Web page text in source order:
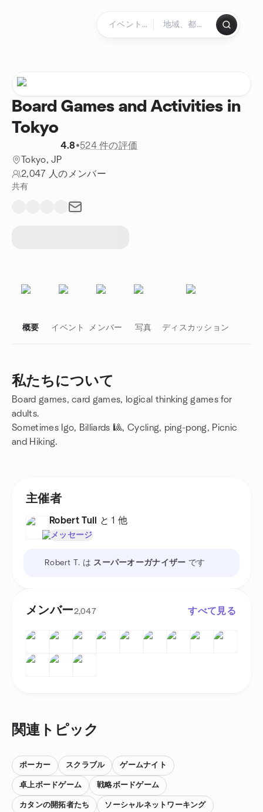
Board Games and Activities in
Tokyo
4.8•524 件の評価
Tokyo, JP
2,047 人のメンバー
共有
概要 イベント メンバー 写真 ディスカッション
私たちについて
Board games, card games, logical thinking games for
adults.
Sometimes Igo, Billiards 🎱, Cycling, ping-pong, Picnic
and Hiking.
グループのリンク
主催者
Robert Tull と 1 他
メッセージ
Robert T. は スーパーオーガナイザー です
メンバー2,047 すべて見る
関連トピック
ポーカー スクラブル ゲームナイト
卓上ボードゲーム 戦略ボードゲーム
カタンの開拓者たち ソーシャルネットワーキング